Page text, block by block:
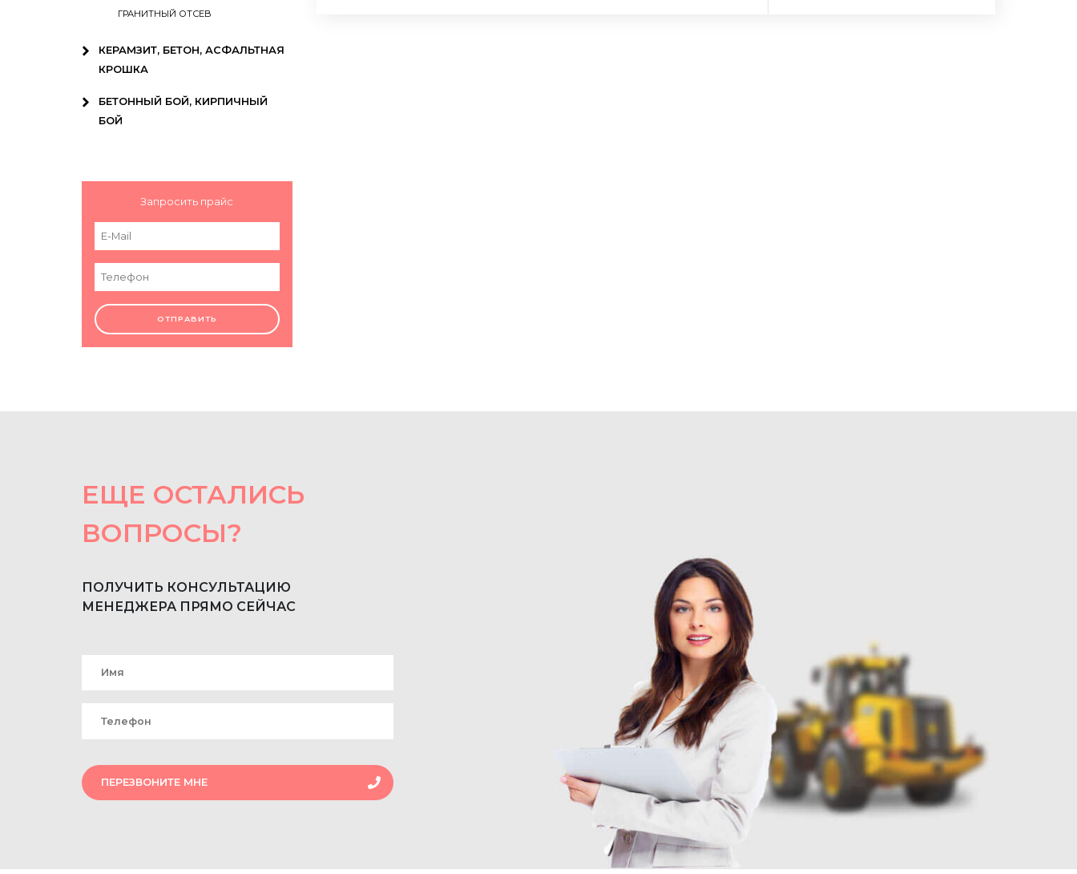
ГРАНИТНЫЙ ОТСЕВ
КЕРАМЗИТ, БЕТОН, АСФАЛЬТНАЯ
КРОШКА
БЕТОННЫЙ БОЙ, КИРПИЧНЫЙ
БОЙ
Запросить прайс
ОТПРАВИТЬ
ЕЩЕ ОСТАЛИСЬ
ВОПРОСЫ?
ПОЛУЧИТЬ КОНСУЛЬТАЦИЮ
МЕНЕДЖЕРА ПРЯМО СЕЙЧАС
ПЕРЕЗВОНИТЕ МНЕ